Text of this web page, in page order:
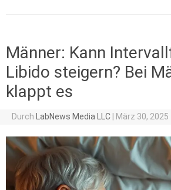
Männer: Kann
Libido steigern? Bei
klappt es
Durch LabNews Media LLC März 30, 2025